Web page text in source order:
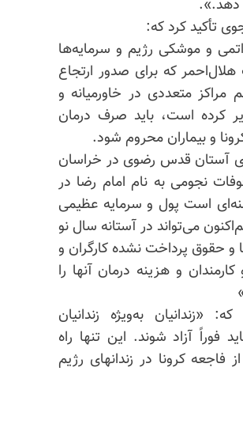
تأکید کرد که:
و موشکی رژیم و سرمایه‌ها
هلال‌احمر که برای صدور ارتجاع
مراکز متعددی در خاورمیانه و
کرده است، باید صرف درمان
و بیماران محروم شود.
آستان قدس رضوی در خراسان
نجومی به نام امام رضا در
است پول و سرمایه عظیمی
می‌تواند در آستانه سال نو
و حقوق پرداخت‌ نشده کارگران و
و هزینه درمان آنها را
«زندانیان به‌ویژه زندانیان
فوراً آزاد شوند. این تنها راه
فاجعه کرونا در زندانهای رژیم